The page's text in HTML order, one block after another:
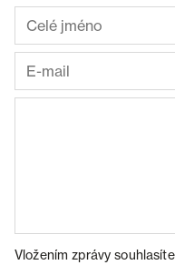
Vložením zprávy